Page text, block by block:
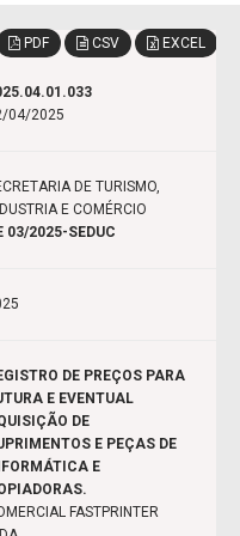
PDF CSV EXCEL
04/2025
DE TURISMO,
E COMÉRCIO
03/2025-SEDUC
DE PREÇOS PARA
E EVENTUAL
DE
E PEÇAS DE
E
FASTPRINTER